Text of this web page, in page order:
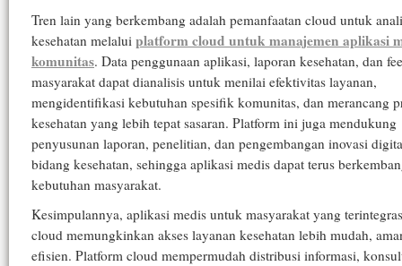
Tren lain yang berkembang adalah pemanfaatan cloud untuk
kesehatan melalui platform cloud untuk manajemen aplikasi
komunitas. Data penggunaan aplikasi, laporan kesehatan, dan
masyarakat dapat dianalisis untuk menilai efektivitas layanan,
mengidentifikasi kebutuhan spesifik komunitas, dan merancang
kesehatan yang lebih tepat sasaran. Platform ini juga mendukung
penyusunan laporan, penelitian, dan pengembangan inovasi
bidang kesehatan, sehingga aplikasi medis dapat terus
kebutuhan masyarakat.
Kesimpulannya, aplikasi medis untuk masyarakat yang
cloud memungkinkan akses layanan kesehatan lebih mudah,
efisien. Platform cloud mempermudah distribusi informasi,